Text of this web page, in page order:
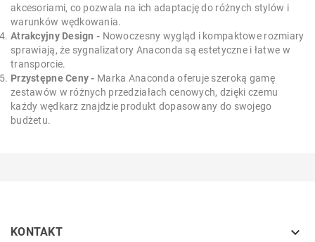
akcesoriami, co pozwala na ich adaptację do różnych stylów i
warunków wędkowania.
Atrakcyjny Design - Nowoczesny wygląd i kompaktowe rozmiary
sprawiają, że sygnalizatory Anaconda są estetyczne i łatwe w
transporcie.
Przystępne Ceny - Marka Anaconda oferuje szeroką gamę
zestawów w różnych przedziałach cenowych, dzięki czemu
każdy wędkarz znajdzie produkt dopasowany do swojego
budżetu.
KONTAKT 